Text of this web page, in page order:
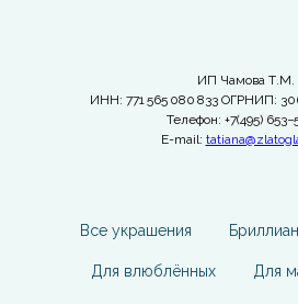
ИП Чамова Т.М.
ИНН: 771 565 080 833 ОГРНИП:
Телефон: +7(495)
E-mail:
Все украшения
Для влюблённых Для